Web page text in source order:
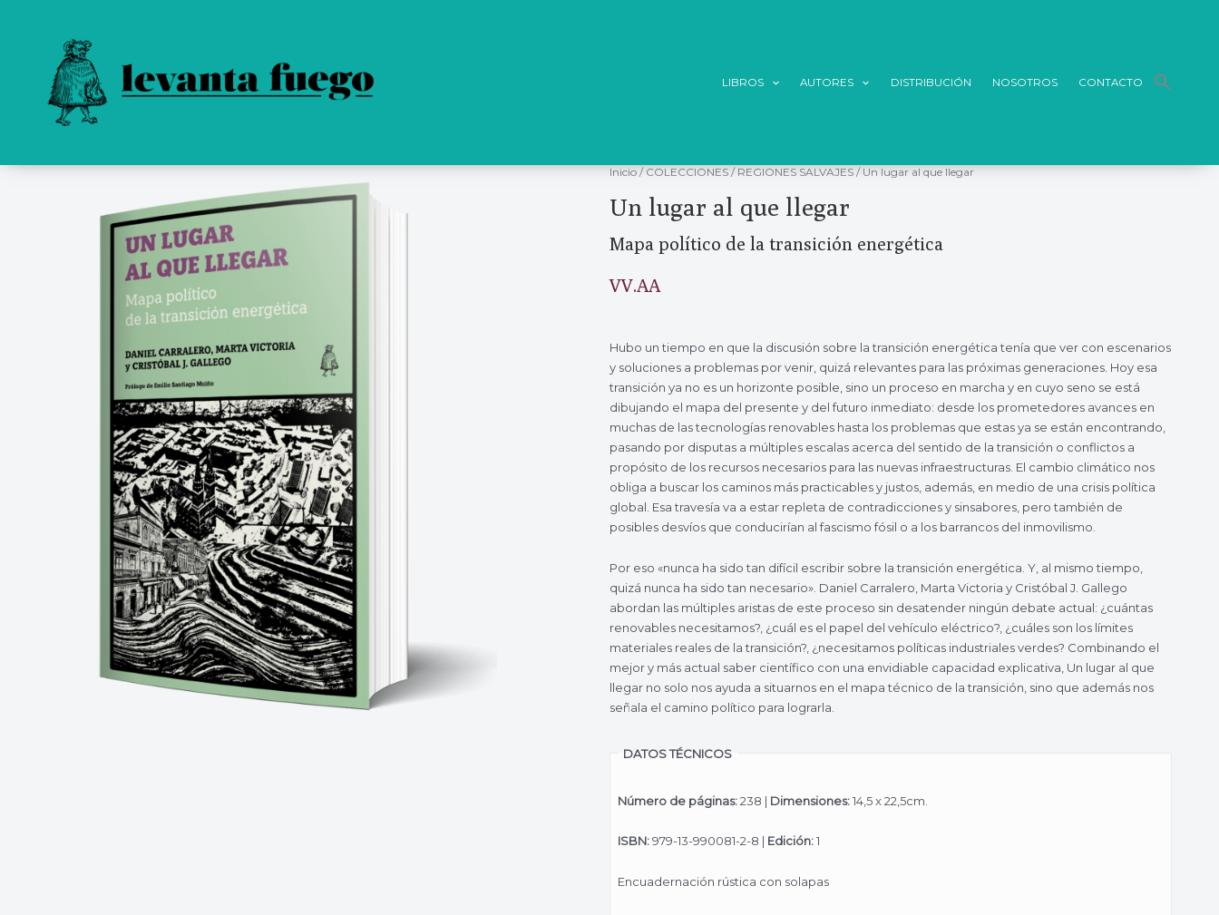
LIBROS AUTORES DISTRIBUCIÓN NOSOTROS CONTACTO
Inicio / COLECCIONES / REGIONES SALVAJES / Un lugar al que llegar
Un lugar al que llegar
Mapa político de la transición energética
VV.AA
Hubo un tiempo en que la discusión sobre la transición energética tenía que ver con escenarios
y soluciones a problemas por venir, quizá relevantes para las próximas generaciones. Hoy esa
transición ya no es un horizonte posible, sino un proceso en marcha y en cuyo seno se está
dibujando el mapa del presente y del futuro inmediato: desde los prometedores avances en
muchas de las tecnologías renovables hasta los problemas que estas ya se están encontrando,
pasando por disputas a múltiples escalas acerca del sentido de la transición o conflictos a
propósito de los recursos necesarios para las nuevas infraestructuras. El cambio climático nos
obliga a buscar los caminos más practicables y justos, además, en medio de una crisis política
global. Esa travesía va a estar repleta de contradicciones y sinsabores, pero también de
posibles desvíos que conducirían al fascismo fósil o a los barrancos del inmovilismo.
Por eso «nunca ha sido tan difícil escribir sobre la transición energética. Y, al mismo tiempo,
quizá nunca ha sido tan necesario». Daniel Carralero, Marta Victoria y Cristóbal J. Gallego
abordan las múltiples aristas de este proceso sin desatender ningún debate actual: ¿cuántas
renovables necesitamos?, ¿cuál es el papel del vehículo eléctrico?, ¿cuáles son los límites
materiales reales de la transición?, ¿necesitamos políticas industriales verdes? Combinando el
mejor y más actual saber científico con una envidiable capacidad explicativa, Un lugar al que
llegar no solo nos ayuda a situarnos en el mapa técnico de la transición, sino que además nos
señala el camino político para lograrla.
DATOS TÉCNICOS
Número de páginas:238 | Dimensiones:14,5 x 22,5cm.
ISBN:979-13-990081-2-8 | Edición:1
Encuadernación rústica con solapas